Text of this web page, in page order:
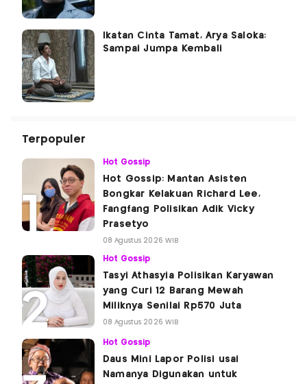
Ikatan Cinta Tamat, Arya Saloka:
Sampai Jumpa Kembali
Terpopuler
Hot Gossip
Hot Gossip: Mantan Asisten
Bongkar Kelakuan Richard Lee,
Fangfang Polisikan Adik Vicky
Prasetyo
08 Agustus 2026 WIB
Hot Gossip
Tasyi Athasyia Polisikan Karyawan
yang Curi 12 Barang Mewah
Miliknya Senilai Rp570 Juta
08 Agustus 2026 WIB
Hot Gossip
Daus Mini Lapor Polisi usai
Namanya Digunakan untuk